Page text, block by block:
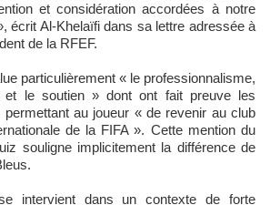
et considération accordées à notre
écrit Al-Khelaïfi dans sa lettre adressée à
de la RFEF.
particulièrement « le professionnalisme,
et le soutien » dont ont fait preuve les
permettant au joueur « de revenir au club
de la FIFA ». Cette mention du
souligne implicitement la différence de
intervient dans un contexte de forte